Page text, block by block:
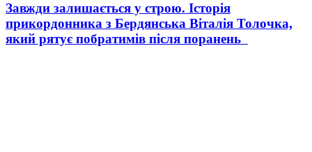
Завжди залишається у строю. Історія
прикордонника з Бердянська Віталія Толочка,
який рятує побратимів після поранень